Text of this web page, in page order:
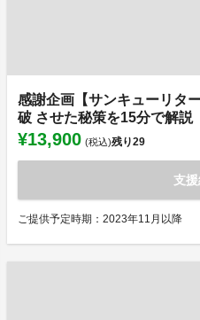
感謝企画【サンキューリタ
破 させた秘策を15分で解説
¥13,900 (税込)残り29
支
ご提供予定時期：2023年11月以降